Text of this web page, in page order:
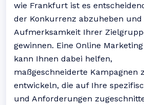
wie Frankfurt ist es
der Konkurrenz abzuheben und
Aufmerksamkeit Ihrer
gewinnen. Eine Online
kann Ihnen dabei helfen,
maßgeschneiderte Kampagnen
entwickeln, die auf Ihre
und Anforderungen